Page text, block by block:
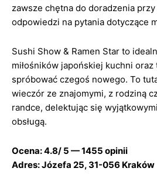
zawsze chętna do doradzenia
odpowiedzi na pytania dotyczące
Sushi Show & Ramen Star to
miłośników japońskiej kuchni
spróbować czegoś nowego. To
wieczór ze znajomymi, z rodziną
randce, delektując się
obsługą.
Ocena: 4.8/ 5 — 1455 opinii
Adres: Józefa 25, 31-056 Kraków